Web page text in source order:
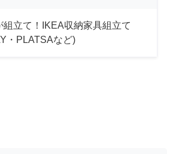
組立て！IKEA収納家具組立て
・PLATSAなど)